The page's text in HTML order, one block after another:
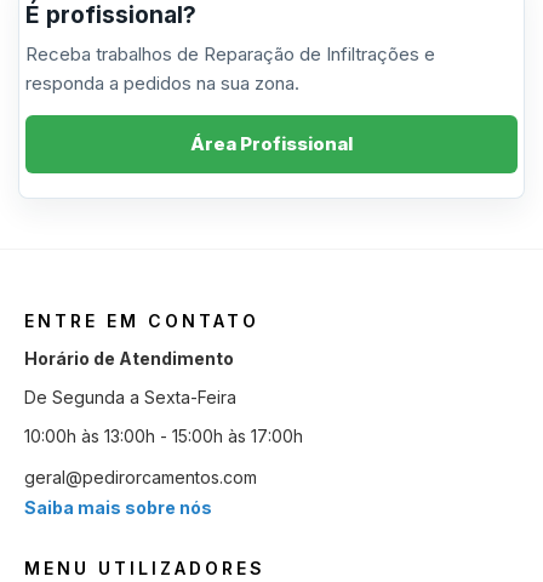
É profissional?
Receba trabalhos de Reparação de Infiltrações e
responda a pedidos na sua zona.
Área Profissional
ENTRE EM CONTATO
Horário de Atendimento
De Segunda a Sexta-Feira
10:00h às 13:00h - 15:00h às 17:00h
geral@pedirorcamentos.com
Saiba mais sobre nós
MENU UTILIZADORES